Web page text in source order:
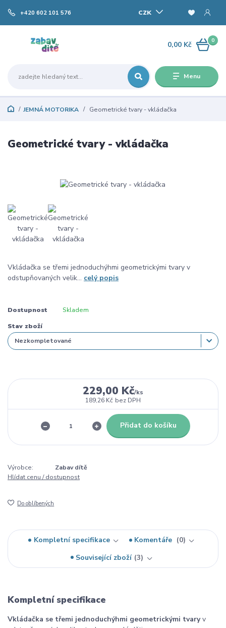
Menu
CZK
+420 602 101 576
0
0,00 Kč
JEMNÁ MOTORIKA Geometrické tvary - vkládačka
Geometrické tvary - vkládačka
Vkládačka se třemi jednoduchýhmi geometrickými tvary v
odstupňovaných velik... celý popis
Dostupnost Skladem
Stav zboží
229,00 Kč/ks
189,26 Kč bez DPH
Přidat do košíku
Výrobce:
Zabav dítě
Hlídat cenu / dostupnost
Do oblíbených
Kompletní specifikace Komentáře
0
Související zboží 3
Kompletní specifikace
Vkládačka se třemi jednoduchýhmi geometrickými tvaryv